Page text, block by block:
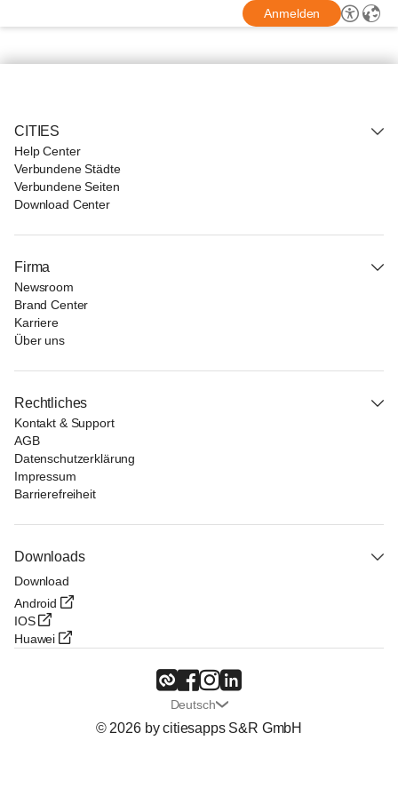
Anmelden
CITIES
Help Center
Verbundene Städte
Verbundene Seiten
Download Center
Firma
Newsroom
Brand Center
Karriere
Über uns
Rechtliches
Kontakt & Support
AGB
Datenschutzerklärung
Impressum
Barrierefreiheit
Downloads
Download
Android
IOS
Huawei
Deutsch
© 2026 by citiesapps S&R GmbH